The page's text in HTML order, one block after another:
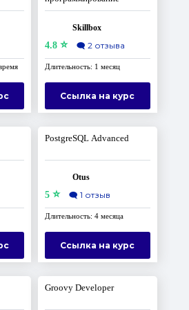
Skillbox
4.8 ⭐ 🗨️ 2 отзыва
Длительность: 1 месяц
Ссылка на курс
PostgreSQL Advanced
Otus
5 ⭐ 🗨️ 1 отзыв
Длительность: 4 месяца
Ссылка на курс
Groovy Developer